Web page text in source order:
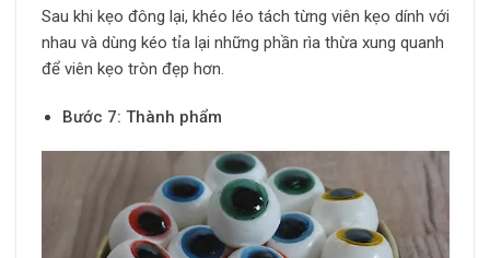
Sau khi kẹo đông lại, khéo léo tách từng viên kẹo dính với
nhau và dùng kéo tỉa lại những phần rìa thừa xung quanh
để viên kẹo tròn đẹp hơn.
Bước 7: Thành phẩm